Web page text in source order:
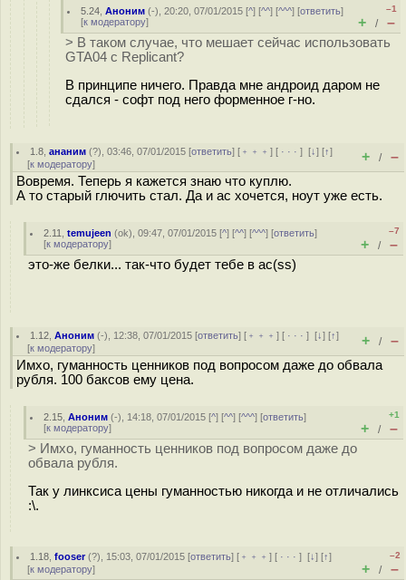
5.24 ,Аноним (-), 20:20, 07/01/2015 [^] [^^] [^^^] [ответить]
[к модератору]
–1
+ / –
> В таком случае, что мешает сейчас использовать
GTA04 c Replicant?
В принципе ничего. Правда мне андроид даром не
сдался - софт под него форменное г-но.
1.8 ,ананим (?), 03:46, 07/01/2015 [ответить] [ ﹢﹢﹢] [ · · ·][↓] [↑]
[к модератору] + / –
Вовремя. Теперь я кажется знаю что куплю.
А то старый глючить стал. Да и ас хочется, ноут уже есть.
2.11 ,temujeen (ok), 09:47, 07/01/2015 [^] [^^] [^^^] [ответить]
[к модератору]
–7
+ / –
это-же белки... так-что будет тебе в ac(ss)
1.12 ,Аноним (-), 12:38, 07/01/2015 [ответить] [ ﹢﹢﹢] [ · · ·][↓] [↑]
[к модератору] + / –
Имхо, гуманность ценников под вопросом даже до обвала
рубля. 100 баксов ему цена.
2.15 ,Аноним (-), 14:18, 07/01/2015 [^] [^^] [^^^] [ответить]
[к модератору]
+1
+ / –
> Имхо, гуманность ценников под вопросом даже до
обвала рубля.
Так у линксиса цены гуманностью никогда и не отличались
:\.
1.18 ,fooser(?), 15:03, 07/01/2015 [ответить] [ ﹢﹢﹢] [ · · ·][↓] [↑]
[к модератору]
–2
+ / –